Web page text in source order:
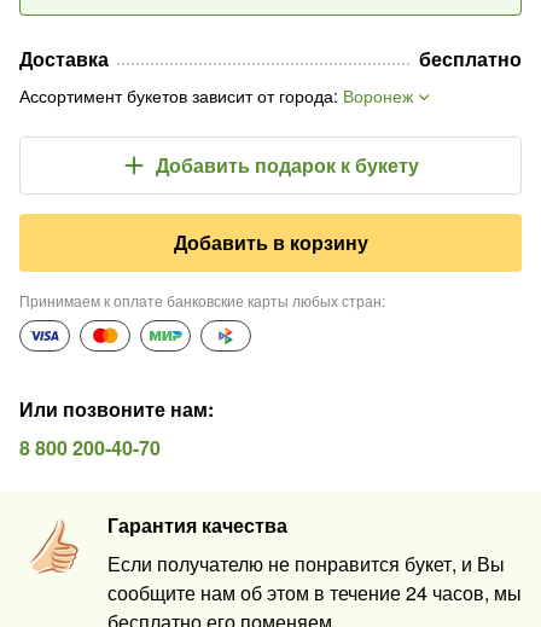
Доставка бесплатно
Ассортимент букетов зависит от города: Воронеж
Добавить подарок к букету
Добавить в корзину
Принимаем к оплате банковские карты любых стран:
Или позвоните нам:
8 800 200-40-70
Гарантия качества
Если получателю не понравится букет, и Вы
сообщите нам об этом в течение 24 часов, мы